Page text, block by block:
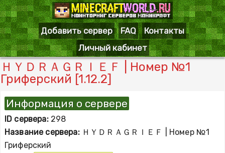
Добавить сервер FAQ
Контакты
Личный кабинет
ＨＹＤＲＡＧＲＩＥＦ | Номер №1
Гриферский [1.12.2]
Информация о сервере
ID сервера:298
Название сервера:ＨＹＤＲＡＧＲＩＥＦ | Номер №1
Гриферский